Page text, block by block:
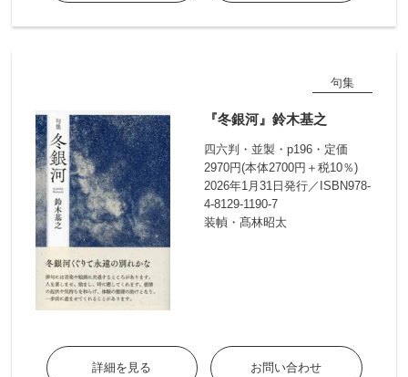
句集
『冬銀河』鈴木基之
四六判・並製・p196・定価
2970円(本体2700円＋税10％)
2026年1月31日発行／ISBN978-
4-8129-1190-7
装幀・髙林昭太
詳細を見る お問い合わせ